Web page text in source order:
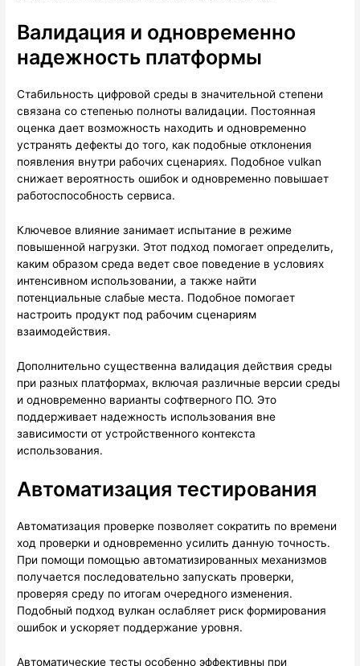
Валидация и одновременно
надежность платформы
Стабильность цифровой среды в значительной степени
связана со степенью полноты валидации. Постоянная
оценка дает возможность находить и одновременно
устранять дефекты до того, как подобные отклонения
появления внутри рабочих сценариях. Подобное vulkan
снижает вероятность ошибок и одновременно повышает
работоспособность сервиса.
Ключевое влияние занимает испытание в режиме
повышенной нагрузки. Этот подход помогает определить,
каким образом среда ведет свое поведение в условиях
интенсивном использовании, а также найти
потенциальные слабые места. Подобное помогает
настроить продукт под рабочим сценариям
взаимодействия.
Дополнительно существенна валидация действия среды
при разных платформах, включая различные версии среды
и одновременно варианты софтверного ПО. Это
поддерживает надежность использования вне
зависимости от устройственного контекста
использования.
Автоматизация тестирования
Автоматизация проверке позволяет сократить по времени
ход проверки и одновременно усилить данную точность.
При помощи помощью автоматизированных механизмов
получается последовательно запускать проверки,
проверяя среду по итогам очередного изменения.
Подобный подход вулкан ослабляет риск формирования
ошибок и ускоряет поддержание уровня.
Автоматические тесты особенно эффективны при